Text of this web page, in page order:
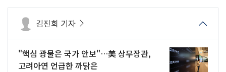
김진희 기자
"핵심 광물은 국가 안보"…美 상무장관,
고려아연 언급한 까닭은